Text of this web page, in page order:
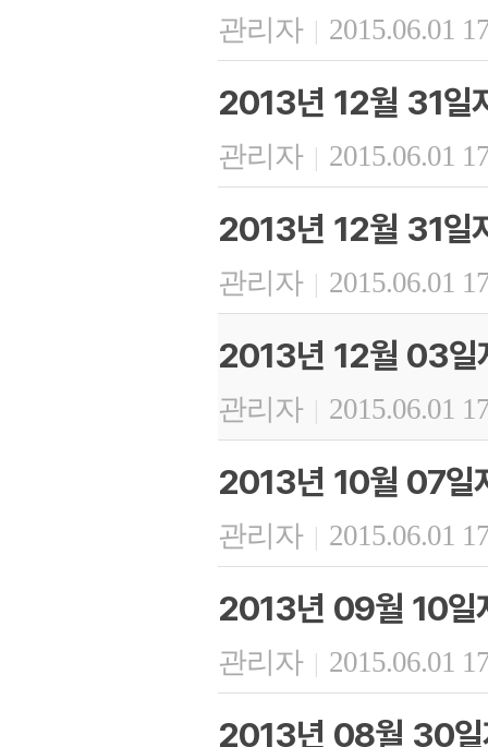
관리자 | 2015.06.01
2013년 12월 31일
관리자 | 2015.06.01
2013년 12월 31일
관리자 | 2015.06.01
2013년 12월 03일
관리자 | 2015.06.01
2013년 10월 07일
관리자 | 2015.06.01
2013년 09월 10일
관리자 | 2015.06.01
2013년 08월 30일